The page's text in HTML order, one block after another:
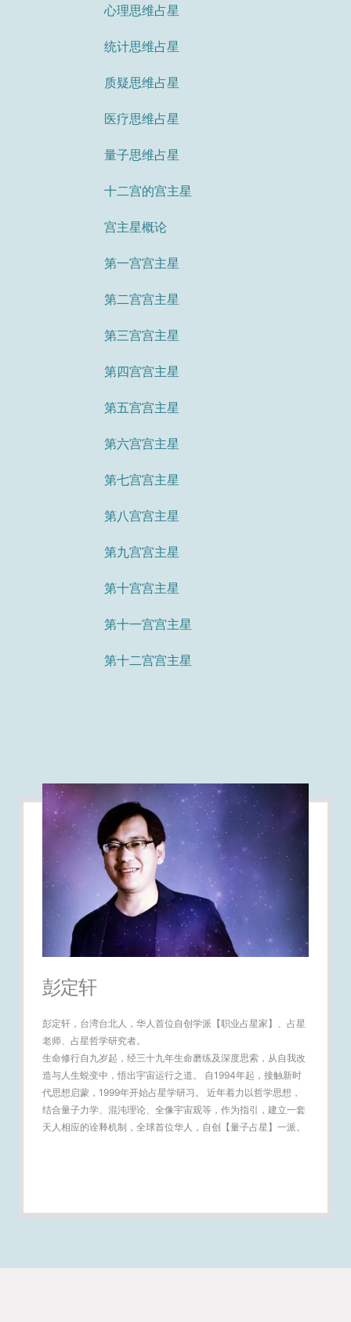
心理思维占星
统计思维占星
质疑思维占星
医疗思维占星
量子思维占星
十二宫的宫主星
宫主星概论
第一宫宫主星
第二宫宫主星
第三宫宫主星
第四宫宫主星
第五宫宫主星
第六宫宫主星
第七宫宫主星
第八宫宫主星
第九宫宫主星
第十宫宫主星
第十一宫宫主星
第十二宫宫主星
彭定轩
彭定轩，台湾台北人，华人首位自创学派【职业占星家】、占星
老师、占星哲学研究者。
生命修行自九岁起，经三十九年生命磨练及深度思索，从自我改
造与人生蜕变中，悟出宇宙运行之道。 自1994年起，接触新时
代思想启蒙，1999年开始占星学研习。 近年着力以哲学思想，
结合量子力学、混沌理论、全像宇宙观等，作为指引，建立一套
天人相应的诠释机制，全球首位华人，自创【量子占星】一派。